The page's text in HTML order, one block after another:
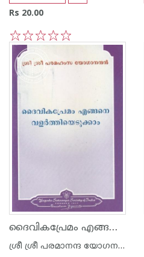
Rs 20.00
5
4
3
2
1
ദൈവികപ്രേമം എങ്ങനെ വളർത്തിയെടുക്കാം
ശ്രീ ശ്രീ പരമാനന്ദ യോഗനന്ദ